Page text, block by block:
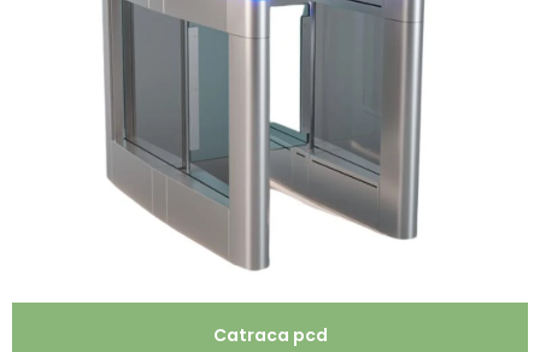
Catraca pcd